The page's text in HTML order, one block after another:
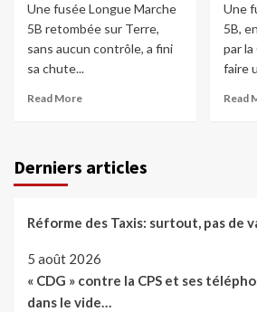
Une fusée Longue Marche
5B retombée sur Terre,
sans aucun contrôle, a fini
sa chute...
Read More
Une
5B,
par la
faire
Read
Derniers articles
Réforme des Taxis: surtout, pas de
5 août 2026
« CDG » contre la CPS et ses
dans le vide…